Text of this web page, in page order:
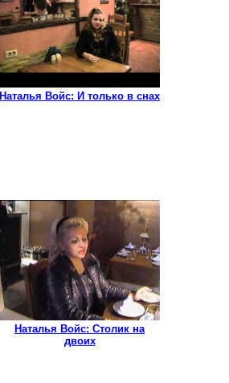
Наталья Войс: И только в снах
Наталья Войс: Столик на
двоих